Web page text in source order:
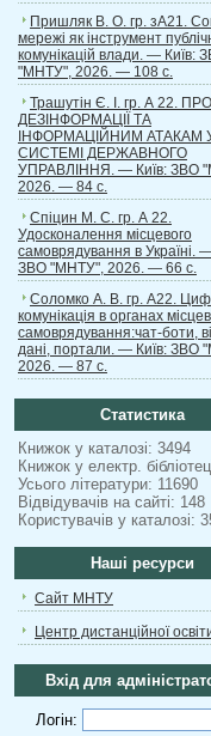
Пришляк В. О. гр. зА21.
мережі як інструмент
комунікацій влади. — Київ:
"МНТУ", 2026. — 108 с.
Трашутін Є. І. гр. А 22.
ДЕЗІНФОРМАЦІЇ ТА
ІНФОРМАЦІЙНИМ АТАКАМ
СИСТЕМІ ДЕРЖАВНОГО
УПРАВЛІННЯ. — Київ: ЗВО
2026. — 84 с.
Спіцин М. С. гр. А 22.
Удосконалення місцевого
самоврядування в Україні.
ЗВО "МНТУ", 2026. — 66 с.
Соломко А. В. гр. А22.
комунікація в органах
самоврядування:чат-боти,
дані, портали. — Київ: ЗВО
2026. — 87 с.
Статистика
Книжок у каталозі: 3494
Книжок у електр.
Усього літератури: 11690
Відвідувачів на сайті: 148
Користувачів у каталозі:
Наші ресурси
Сайт МНТУ
Центр дистанційної
Вхід для
Логін: